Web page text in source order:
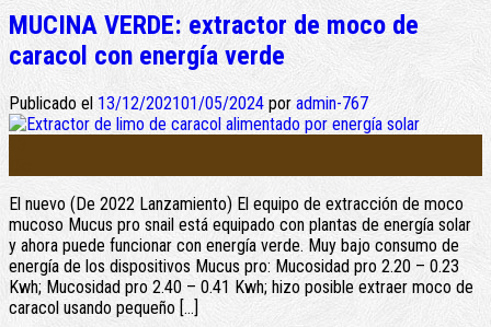
MUCINA VERDE: extractor de moco de
caracol con energía verde
Publicado el 13/12/202101/05/2024 por admin-767
El nuevo (De 2022 Lanzamiento) El equipo de extracción de moco
mucoso Mucus pro snail está equipado con plantas de energía solar
y ahora puede funcionar con energía verde. Muy bajo consumo de
energía de los dispositivos Mucus pro: Mucosidad pro 2.20 – 0.23
Kwh; Mucosidad pro 2.40 – 0.41 Kwh; hizo posible extraer moco de
caracol usando pequeño […]